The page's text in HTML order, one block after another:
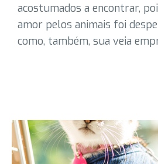
acostumados a encontrar,
amor pelos animais foi
como, também, sua veia